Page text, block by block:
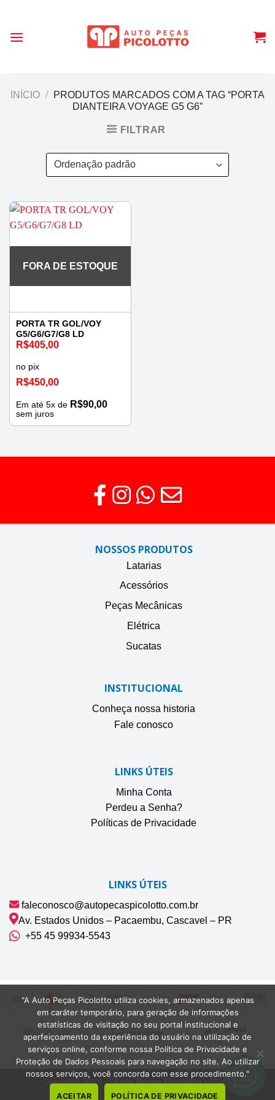
content
INÍCIO /
PRODUTOS MARCADOS COM A TAG “PORTA
DIANTEIRA VOYAGE G5 G6”
FILTRAR
FORA DE ESTOQUE
PORTA TR GOL/VOY
G5/G6/G7/G8 LD
R$405,00
no pix
R$450,00
Em até 5x de R$90,00
sem juros
NOSSOS PRODUTOS
Latarias
Acessórios
Peças Mecânicas
Elétrica
Sucatas
INSTITUCIONAL
Conheça nossa historia
Fale conosco
LINKS ÚTEIS
Minha Conta
Perdeu a Senha?
Políticas de Privacidade
LINKS ÚTEIS
faleconosco@autopecaspicolotto.com.br
Av. Estados Unidos – Pacaembu, Cascavel – PR
+55 45 99934‑5543‬
Copyright 2026 ©Auto Peças Picolotto• CNPJ
42.075.132/0001-22 | Cascavel-PR
"A Auto Peças Picolotto utiliza cookies, armazenados apenas
em caráter temporário, para geração de informações
estatísticas de visitação no seu portal institucional e
aperfeiçoamento da experiência do usuário na utilização de
serviços online, conforme nossa Política de Privacidade e
Proteção de Dados Pessoais para navegação no site. Ao utilizar
nossos serviços, você concorda com esse procedimento."
ACEITAR POLÍTICA DE PRIVACIDADE